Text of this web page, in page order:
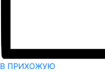
В ПРИХОЖУЮ